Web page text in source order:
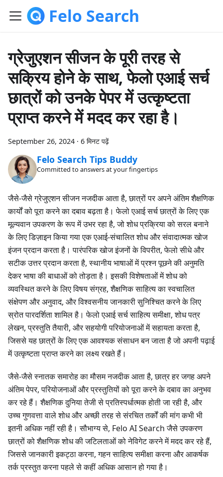
Felo Search
ग्रेजुएशन सीजन के पूरी तरह से
सक्रिय होने के साथ, फेलो एआई सर्च
छात्रों को उनके पेपर में उत्कृष्टता
प्राप्त करने में मदद कर रहा है।
September 26, 2024 · 6 मिनट पढ़ें
Felo Search Tips Buddy
Committed to answers at your fingertips
जैसे-जैसे ग्रेजुएशन सीजन नजदीक आता है, छात्रों पर अपने अंतिम शैक्षणिक
कार्यों को पूरा करने का दबाव बढ़ता है। फेलो एआई सर्च छात्रों के लिए एक
मूल्यवान उपकरण के रूप में उभर रहा है, जो शोध प्रक्रिया को सरल बनाने
के लिए डिज़ाइन किया गया एक एआई-संचालित शोध और संवादात्मक खोज
इंजन प्रदान करता है। पारंपरिक खोज इंजनों के विपरीत, फेलो सीधे और
सटीक उत्तर प्रदान करता है, स्थानीय भाषाओं में प्रश्न पूछने की अनुमति
देकर भाषा की बाधाओं को तोड़ता है। इसकी विशेषताओं में शोध को
व्यवस्थित करने के लिए विषय संग्रह, शैक्षणिक साहित्य का स्वचालित
संक्षेपण और अनुवाद, और विश्वसनीय जानकारी सुनिश्चित करने के लिए
स्रोत पारदर्शिता शामिल है। फेलो एआई सर्च साहित्य समीक्षा, शोध पत्र
लेखन, प्रस्तुति तैयारी, और सहयोगी परियोजनाओं में सहायता करता है,
जिससे यह छात्रों के लिए एक आवश्यक संसाधन बन जाता है जो अपनी पढ़ाई
में उत्कृष्टता प्राप्त करने का लक्ष्य रखते हैं।
जैसे-जैसे स्नातक समारोह का मौसम नजदीक आता है, छात्र हर जगह अपने
अंतिम पेपर, परियोजनाओं और प्रस्तुतियों को पूरा करने के दबाव का अनुभव
कर रहे हैं। शैक्षणिक दुनिया तेजी से प्रतिस्पर्धात्मक होती जा रही है, और
उच्च गुणवत्ता वाले शोध और अच्छी तरह से संरचित तर्कों की मांग कभी भी
इतनी अधिक नहीं रही है। सौभाग्य से, Felo AI Search जैसे उपकरण
छात्रों को शैक्षणिक शोध की जटिलताओं को नेविगेट करने में मदद कर रहे हैं,
जिससे जानकारी इकट्ठा करना, गहन साहित्य समीक्षा करना और आकर्षक
तर्क प्रस्तुत करना पहले से कहीं अधिक आसान हो गया है।